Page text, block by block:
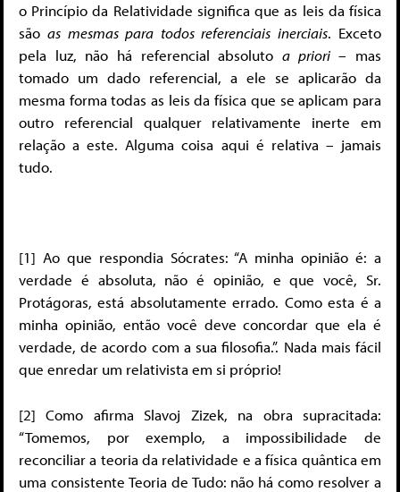
o Princípio da Relatividade significa que as leis da física
sãoas mesmas para todos referenciais inerciais. Exceto
pela luz, não há referencial absoluto a priori– mas
tomado um dado referencial, a ele se aplicarão da
mesma forma todas as leis da física que se aplicam para
outro referencial qualquer relativamente inerte em
relação a este. Alguma coisa aqui é relativa – jamais
tudo.
[1] Ao que respondia Sócrates: “A minha opinião é: a
verdade é absoluta, não é opinião, e que você, Sr.
Protágoras, está absolutamente errado. Como esta é a
minha opinião, então você deve concordar que ela é
verdade, de acordo com a sua filosofia.”. Nada mais fácil
que enredar um relativista em si próprio!
[2] Como afirma Slavoj Zizek, na obra supracitada:
“Tomemos, por exemplo, a impossibilidade de
reconciliar a teoria da relatividade e a física quântica em
uma consistente Teoria de Tudo: não há como resolver a